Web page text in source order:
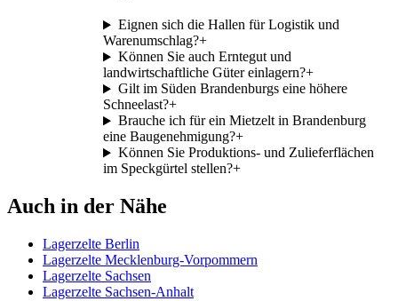
Eignen sich die Hallen für Logistik und
Warenumschlag?+
Können Sie auch Erntegut und
landwirtschaftliche Güter einlagern?+
Gilt im Süden Brandenburgs eine höhere
Schneelast?+
Brauche ich für ein Mietzelt in Brandenburg
eine Baugenehmigung?+
Können Sie Produktions- und Zulieferflächen
im Speckgürtel stellen?+
Auch in der Nähe
Lagerzelte Berlin
Lagerzelte Mecklenburg-Vorpommern
Lagerzelte Sachsen
Lagerzelte Sachsen-Anhalt